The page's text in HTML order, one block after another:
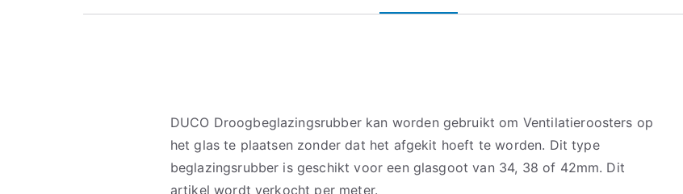
DUCO Droogbeglazingsrubber kan worden gebruikt om Ventilatieroosters op
het glas te plaatsen zonder dat het afgekit hoeft te worden. Dit type
beglazingsrubber is geschikt voor een glasgoot van 34, 38 of 42mm. Dit
artikel wordt verkocht per meter.